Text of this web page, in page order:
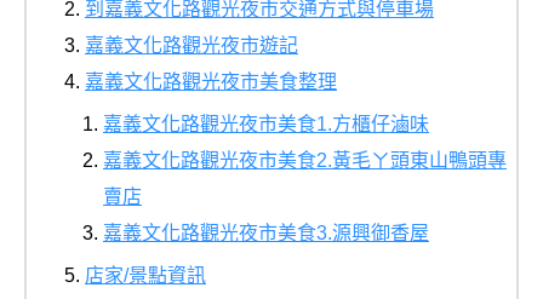
到嘉義文化路觀光夜市交通方式與停車場
嘉義文化路觀光夜市遊記
嘉義文化路觀光夜市美食整理
嘉義文化路觀光夜市美食1.方櫃仔滷味
嘉義文化路觀光夜市美食2.黃毛ㄚ頭東山鴨頭專
賣店
嘉義文化路觀光夜市美食3.源興御香屋
店家/景點資訊